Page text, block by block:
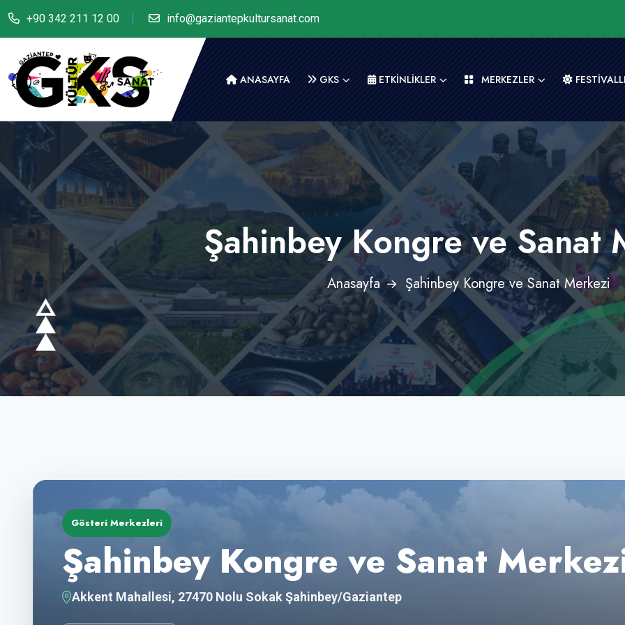
+90 342 211 12 00 info@gaziantepkultursanat.com
ANASAYFA GKS ETKİNLİKLER MERKEZLER
Şahinbey Kongre ve Sanat
Anasayfa Şahinbey Kongre ve Sanat Merkezi
Gösteri Merkezleri
Şahinbey Kongre ve Sanat
Akkent Mahallesi, 27470 Nolu Sokak Şahinbey/Gaziantep